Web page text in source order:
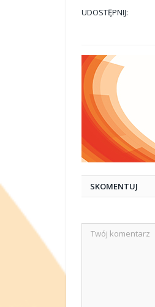
UDOSTĘPNIJ:
SKOMENTUJ